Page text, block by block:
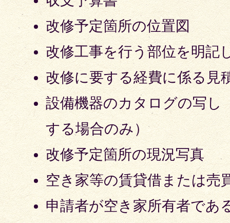
改修予定箇所の位置図
改修工事を行う部位を明記
改修に要する経費に係る見
設備機器のカタログの写し
する場合のみ）
改修予定箇所の現況写真
空き家等の賃貸借または売
申請者が空き家所有者であ